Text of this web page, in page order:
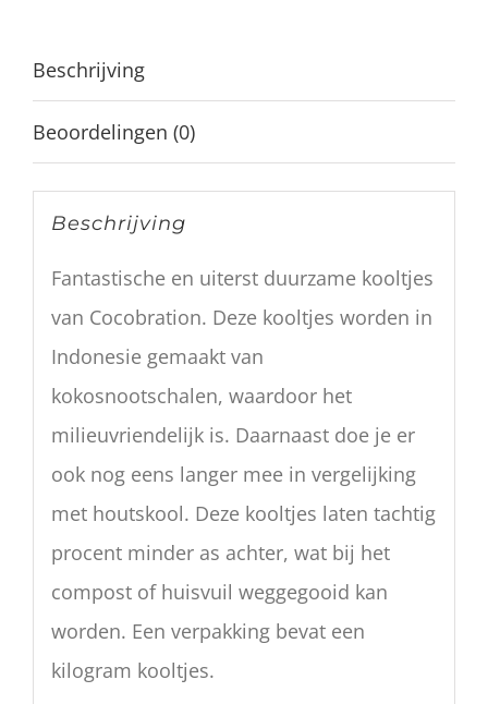
Beschrijving
Beoordelingen (0)
Beschrijving
Fantastische en uiterst duurzame kooltjes
van Cocobration. Deze kooltjes worden in
Indonesie gemaakt van
kokosnootschalen, waardoor het
milieuvriendelijk is. Daarnaast doe je er
ook nog eens langer mee in vergelijking
met houtskool. Deze kooltjes laten tachtig
procent minder as achter, wat bij het
compost of huisvuil weggegooid kan
worden. Een verpakking bevat een
kilogram kooltjes.